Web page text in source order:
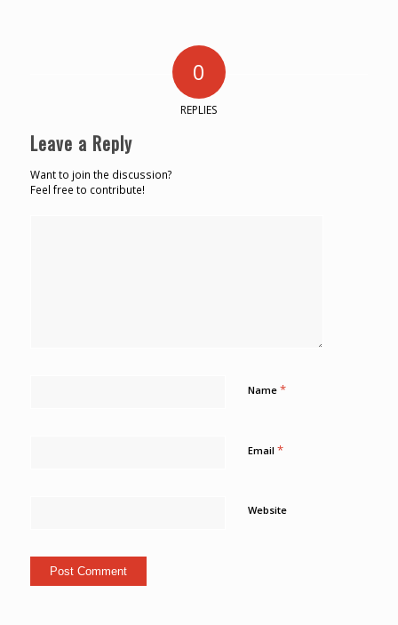
0
REPLIES
Leave a Reply
Want to join the discussion?
Feel free to contribute!
Name *
Email *
Website